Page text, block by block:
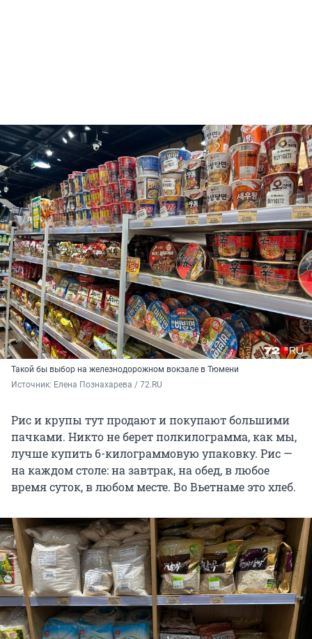
Такой бы выбор на железнодорожном вокзале в Тюмени
Источник: Елена Познахарева / 72.RU
Рис и крупы тут продают и покупают большими
пачками. Никто не берет полкилограмма, как мы,
лучше купить 6-килограммовую упаковку. Рис —
на каждом столе: на завтрак, на обед, в любое
время суток, в любом месте. Во Вьетнаме это хлеб.